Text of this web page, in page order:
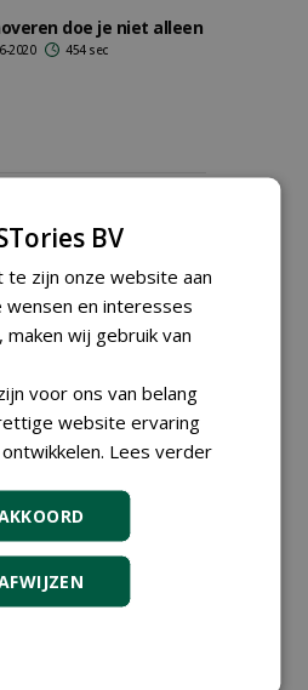
doe je niet alleen
2020 454 sec
2016 7 secBV
te zijn onze website aan
wensen en interesses
wij gebruik van
voor ons van belang
website ervaring
Lees verder